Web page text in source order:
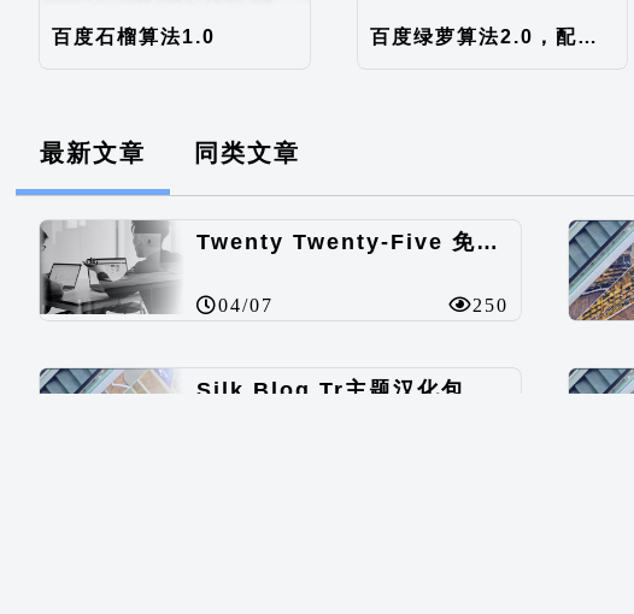
百度石榴算法1.0 百度绿萝算法2.0，配官方解读
最新文章 同类文章
Twenty Twenty-Five 免费的WordPress内容主题
04/07 250
Silk Blog Tr主题汉化包